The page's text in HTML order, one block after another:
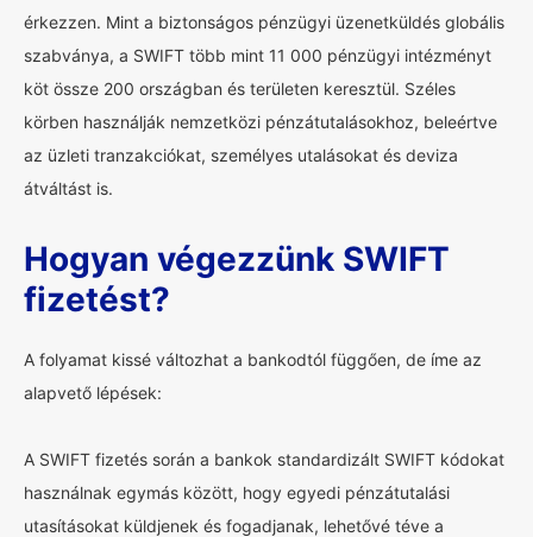
érkezzen. Mint a biztonságos pénzügyi üzenetküldés globális
szabványa, a SWIFT több mint 11 000 pénzügyi intézményt
köt össze 200 országban és területen keresztül. Széles
körben használják nemzetközi pénzátutalásokhoz, beleértve
az üzleti tranzakciókat, személyes utalásokat és deviza
átváltást is.
Hogyan végezzünk SWIFT
fizetést?
A folyamat kissé változhat a bankodtól függően, de íme az
alapvető lépések:
A SWIFT fizetés során a bankok standardizált SWIFT kódokat
használnak egymás között, hogy egyedi pénzátutalási
utasításokat küldjenek és fogadjanak, lehetővé téve a